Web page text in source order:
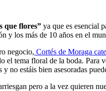
que flores” ya que es esencial
y los más de 10 años en el
negocio, Cortés de Moraga
el tema floral de la boda.
no estáis bien asesoradas
pero a la vez quieren